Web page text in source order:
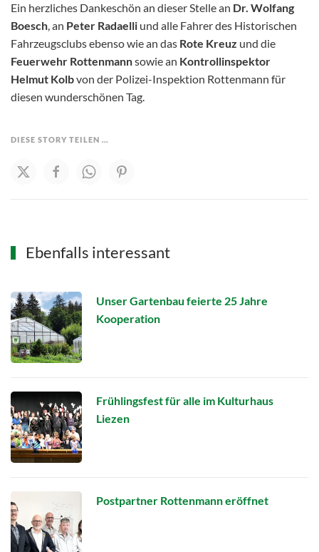
Ein herzliches Dankeschön an dieser Stelle an Dr. Wolfang
Boesch, an Peter Radaelli und alle Fahrer des Historischen
Fahrzeugsclubs ebenso wie an das Rote Kreuz und die
Feuerwehr Rottenmannsowie an Kontrollinspektor
Helmut Kolbvon der Polizei-Inspektion Rottenmann für
diesen wunderschönen Tag.
DIESE STORY TEILEN …
Ebenfalls interessant
Unser Gartenbau feierte 25 Jahre
Kooperation
Frühlingsfest für alle im Kulturhaus
Liezen
Postpartner Rottenmann eröffnet